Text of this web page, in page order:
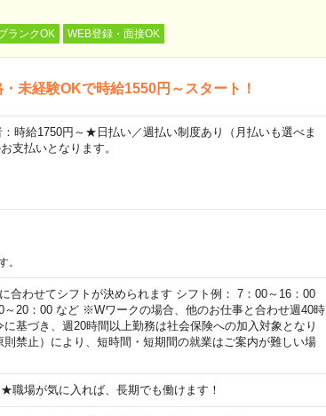
ランクOK WEB登録・面接OK
未経験OKで時給1550円～スタート！
時給1750円～★日払い／週払い制度あり（月払いも選べま
支払いとなります。
。
わせてシフトが決められます シフト例： 7：00～16：00
～20：00 など ※Wワークの場合、他のお仕事と合わせ週40時
基づき、週20時間以上勤務は社会保険への加入対象となり
禁止）により、短時間・短期間の就業はご案内が難しい場
場が気に入れば、長期でも働けます！